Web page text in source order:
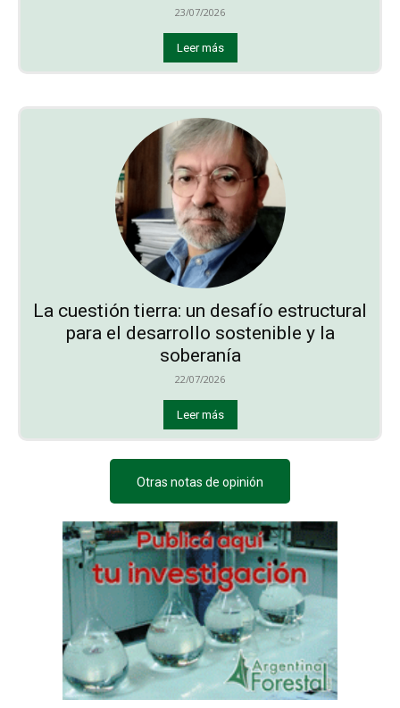
23/07/2026
Leer más
La cuestión tierra: un desafío estructural
para el desarrollo sostenible y la
soberanía
22/07/2026
Leer más
Otras notas de opinión